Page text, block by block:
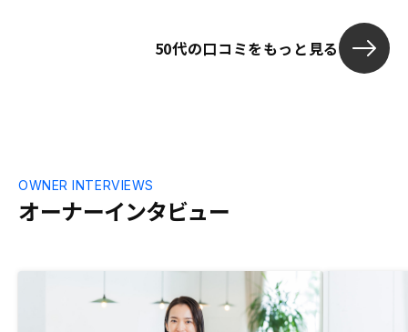
50代の口コミをもっと見る
オーナーインタビュー
OWNER INTERVIEWS